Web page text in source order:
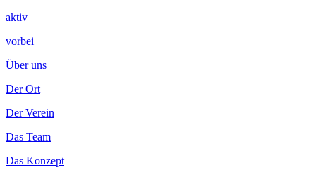
aktiv
vorbei
Über uns
Der Ort
Der Verein
Das Team
Das Konzept